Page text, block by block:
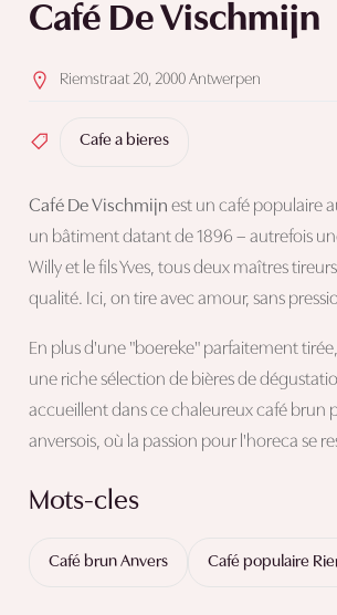
Café De Vischmijn
Riemstraat 20, 2000 Antwerpen
Cafe a bieres
Café De Vischmijn est un café populaire
un bâtiment datant de 1896 – autrefois
Willy et le fils Yves, tous deux maîtres
qualité. Ici, on tire avec amour, sans
En plus d'une "boereke" parfaitement
une riche sélection de bières de
accueillent dans ce chaleureux café brun
anversois, où la passion pour l'horeca se
Mots-cles
Café brun Anvers Café populaire